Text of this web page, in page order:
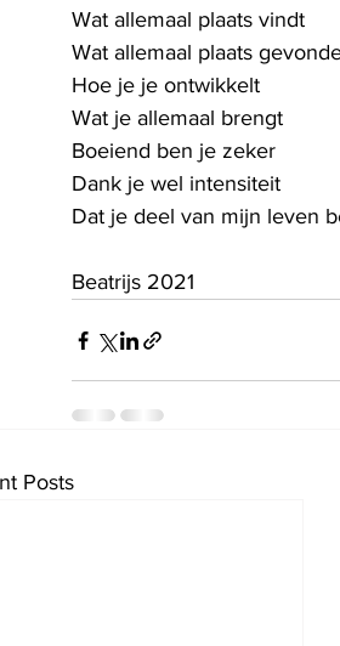
Wat allemaal plaats vindt
Wat allemaal plaats
Hoe je je ontwikkelt
Wat je allemaal brengt
Boeiend ben je zeker
Dank je wel intensiteit
Dat je deel van mijn leven
Beatrijs 2021
Posts